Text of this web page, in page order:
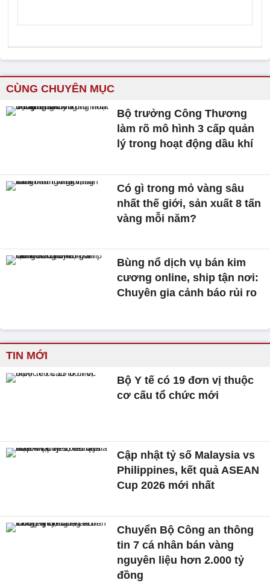
CÙNG CHUYÊN MỤC
Bộ trưởng Công Thương
làm rõ mô hình 3 cấp quản
lý trong hoạt động dầu khí
Có gì trong mỏ vàng sâu
nhất thế giới, sản xuất 8 tấn
vàng mỗi năm?
Bùng nổ dịch vụ bán kim
cương online, ship tận nơi:
Chuyên gia cảnh báo rủi ro
TIN MỚI
Bộ Y tế có 19 đơn vị thuộc
cơ cấu tổ chức mới
Cập nhật tỷ số Malaysia vs
Philippines, kết quả ASEAN
Cup 2026 mới nhất
Chuyển Bộ Công an thông
tin 7 cá nhân bán vàng
nguyên liệu hơn 2.000 tỷ
đồng